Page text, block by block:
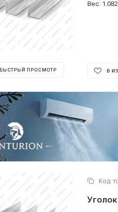
БЫСТРЫЙ ПРОСМОТР
Вес: 1.082
В
Код